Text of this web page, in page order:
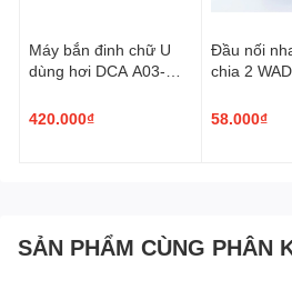
Máy bắn đinh chữ U
dùng hơi DCA A03-
420.000₫
Đầu nối
chia 2
58.000₫
SẢN PHẨM CÙNG PHÂN